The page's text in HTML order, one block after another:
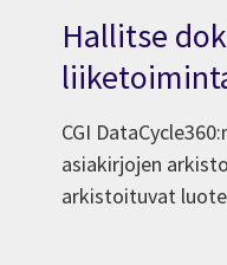
Hallitse
CGI
asiakirjojen
arkistoituvat